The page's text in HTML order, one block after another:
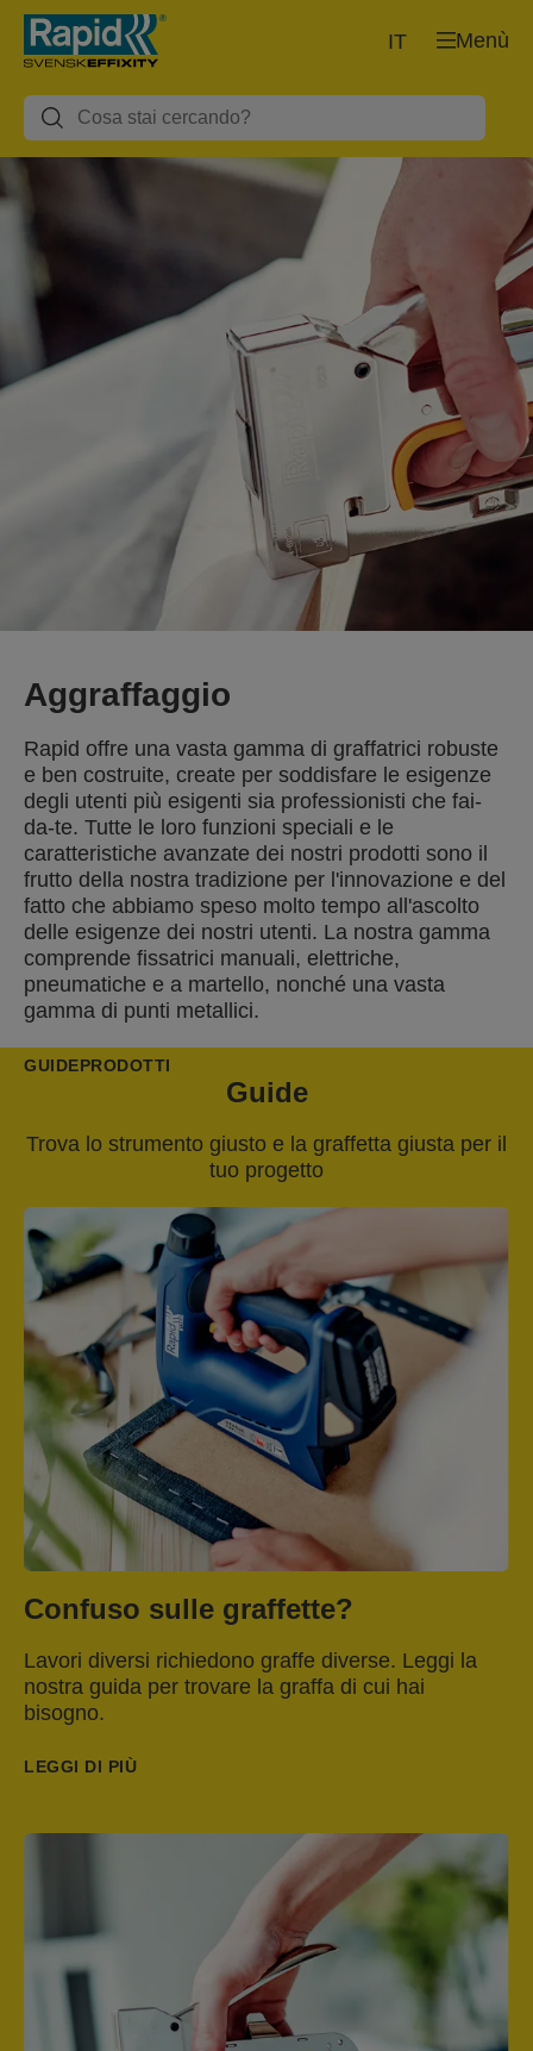
Menù
IT
Aggraffaggio
Rapid offre una vasta gamma di graffatrici robuste
e ben costruite, create per soddisfare le esigenze
degli utenti più esigenti sia professionisti che fai-
da-te. Tutte le loro funzioni speciali e le
caratteristiche avanzate dei nostri prodotti sono il
frutto della nostra tradizione per l'innovazione e del
fatto che abbiamo speso molto tempo all'ascolto
delle esigenze dei nostri utenti. La nostra gamma
comprende fissatrici manuali, elettriche,
pneumatiche e a martello, nonché una vasta
gamma di punti metallici.
GUIDEPRODOTTI
Guide
Trova lo strumento giusto e la graffetta giusta per il
tuo progetto
Confuso sulle graffette?
Lavori diversi richiedono graffe diverse. Leggi la
nostra guida per trovare la graffa di cui hai
bisogno.
LEGGI DI PIÙ